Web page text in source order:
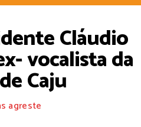
Cláudio
vocalista da
Caju
agreste